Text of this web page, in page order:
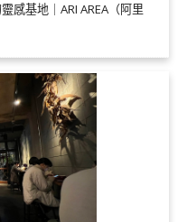
感基地｜ARI AREA（阿里